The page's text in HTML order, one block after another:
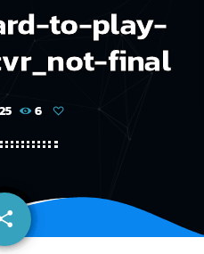
to-play-
final
6